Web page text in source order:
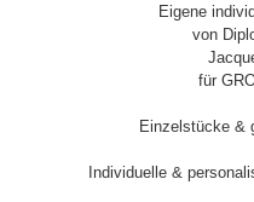
Eigene
von
für
Einzelstücke &
Individuelle &